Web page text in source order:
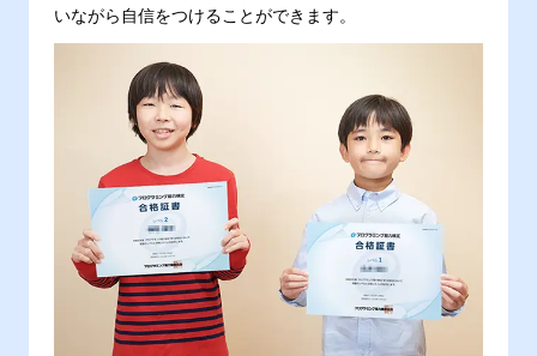
いながら自信をつけることができます。